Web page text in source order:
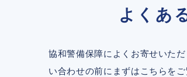
よくあ
協和警備保障によくお寄せいた
い合わせの前にまずはこちらをご